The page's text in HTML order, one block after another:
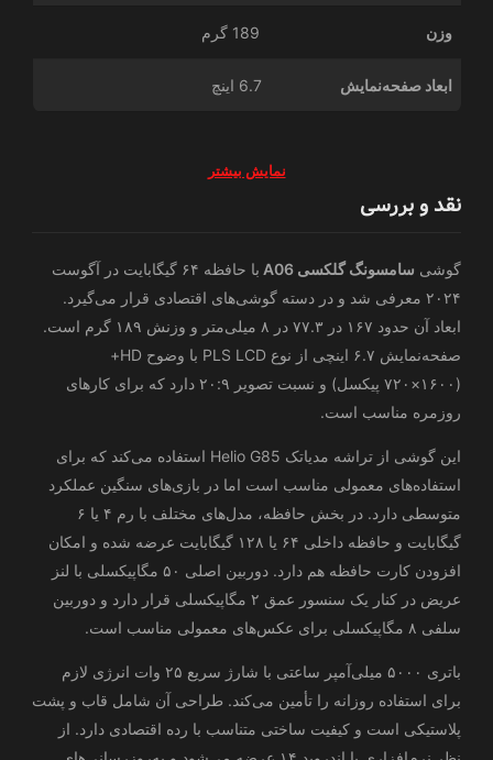
وزن 189 گرم
ابعاد صفحه‌نمایش 6.7 اینچ
نمایش بیشتر
نقد و بررسی
گوشی سامسونگ گلکسی A06
با حافظه ۶۴ گیگابایت در آگوست
۲۰۲۴ معرفی شد و در دسته‌ گوشی‌های اقتصادی قرار می‌گیرد.
ابعاد آن حدود ۱۶۷ در ۷۷.۳ در ۸ میلی‌متر و وزنش ۱۸۹ گرم است.
صفحه‌نمایش ۶.۷ اینچی از نوع PLS LCD با وضوح HD+
(۷۲۰×۱۶۰۰ پیکسل) و نسبت تصویر ۲۰:۹ دارد که برای کارهای
روزمره مناسب است.
این گوشی از تراشه مدیاتک Helio G85 استفاده می‌کند که برای
استفاده‌های معمولی مناسب است اما در بازی‌های سنگین عملکرد
متوسطی دارد. در بخش حافظه، مدل‌های مختلف با رم ۴ یا ۶
گیگابایت و حافظه داخلی ۶۴ یا ۱۲۸ گیگابایت عرضه شده و امکان
افزودن کارت حافظه هم دارد. دوربین اصلی ۵۰ مگاپیکسلی با لنز
عریض در کنار یک سنسور عمق ۲ مگاپیکسلی قرار دارد و دوربین
سلفی ۸ مگاپیکسلی برای عکس‌های معمولی مناسب است.
باتری ۵۰۰۰ میلی‌آمپر ساعتی با شارژ سریع ۲۵ وات انرژی لازم
برای استفاده روزانه را تأمین می‌کند. طراحی آن شامل قاب و پشت
پلاستیکی است و کیفیت ساختی متناسب با رده اقتصادی دارد. از